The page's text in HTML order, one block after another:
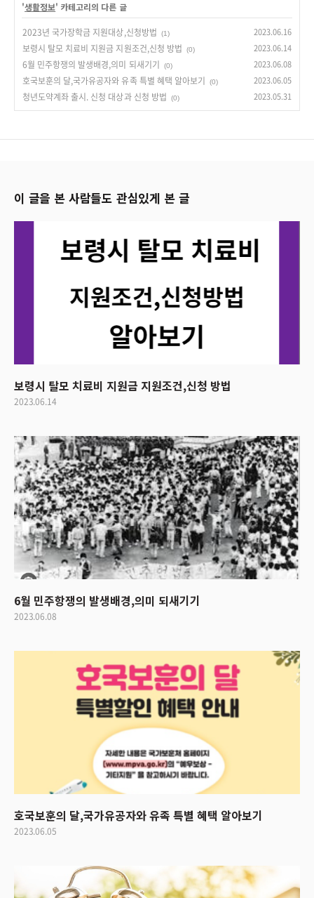
'생활정보' 카테고리의 다른 글
2023년 국가장학금 지원대상,신청방법 (1) 2023.06.16
보령시 탈모 치료비 지원금 지원조건,신청 방법 (0) 2023.06.14
6월 민주항쟁의 발생배경,의미 되새기기 (0) 2023.06.08
호국보훈의 달,국가유공자와 유족 특별 혜택 알아보기 (0) 2023.06.05
청년도약계좌 출시. 신청 대상과 신청 방법 (0) 2023.05.31
이 글을 본 사람들도 관심있게 본 글
보령시 탈모 치료비 지원금 지원조건,신청 방법
2023.06.14
6월 민주항쟁의 발생배경,의미 되새기기
2023.06.08
호국보훈의 달,국가유공자와 유족 특별 혜택 알아보기
2023.06.05